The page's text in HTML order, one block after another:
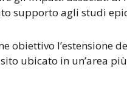
supporto agli studi
obiettivo l’estensione
ubicato in un’area